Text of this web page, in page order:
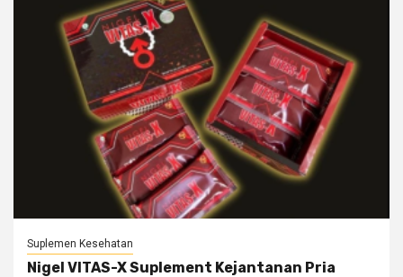
Suplemen Kesehatan
Nigel VITAS-X Suplement Kejantanan Pria